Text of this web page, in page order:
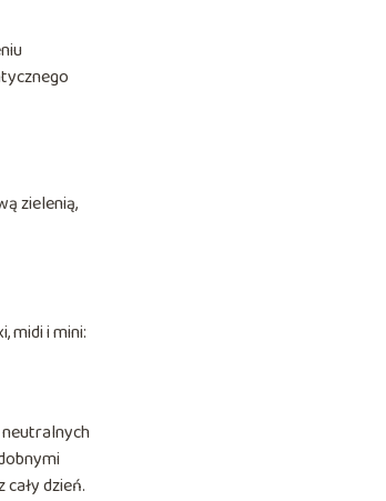
zielenią,
midi i mini:
dzień.